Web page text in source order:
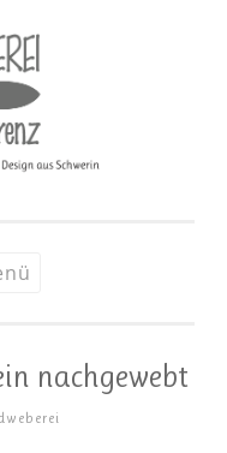
nachgewebt